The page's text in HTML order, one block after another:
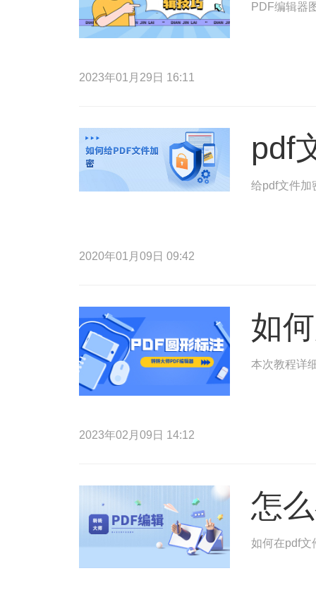
PDF编辑器
2023年01月29日 16:11
pdf
给pdf文件加
2020年01月09日 09:42
如
本次教程详
2023年02月09日 14:12
怎
如何在pdf文